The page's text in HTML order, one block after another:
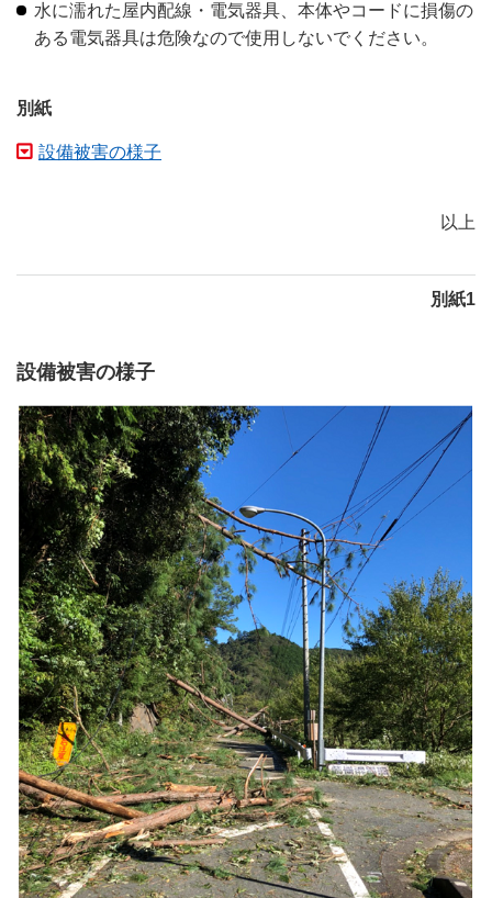
水に濡れた屋内配線・電気器具、本体やコードに損傷の
ある電気器具は危険なので使用しないでください。
別紙
設備被害の様子
以上
別紙1
設備被害の様子